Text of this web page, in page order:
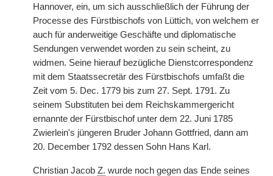
Hannover, ein, um sich ausschließlich der Führung der
Processe des Fürstbischofs von Lüttich, von welchem er
auch für anderweitige Geschäfte und diplomatische
Sendungen verwendet worden zu sein scheint, zu
widmen. Seine hierauf bezügliche Dienstcorrespondenz
mit dem Staatssecretär des Fürstbischofs umfaßt die
Zeit vom 5. Dec. 1779 bis zum 27. Sept. 1791. Zu
seinem Substituten bei dem Reichskammergericht
ernannte der Fürstbischof unter dem 22. Juni 1785
Zwierlein's jüngeren Bruder Johann Gottfried, dann am
20. December 1792 dessen Sohn Hans Karl.
Christian Jacob Z. wurde noch gegen das Ende seines